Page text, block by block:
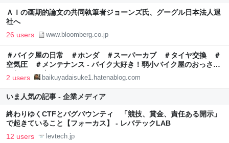
ＡＩの画期的論文の共同執筆者ジョーンズ氏、グーグル日本法人退
社へ
26 users www.bloomberg.co.jp
＃バイク屋の日常 ＃ホンダ ＃スーパーカブ ＃タイヤ交換 ＃
空気圧 ＃メンテナンス - バイク大好き！弱小バイク屋のおっさん
の伝えたい事！
2 users baikuyadaisuke1.hatenablog.com
いま人気の記事 - 企業メディア
終わりゆくCTFとバグバウンティ 「競技、賞金、責任ある開示」
で起きていること【フォーカス】 - レバテックLAB
12 users levtech.jp